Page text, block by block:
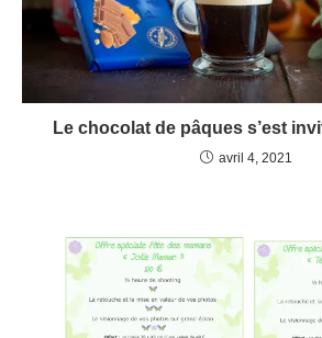
Le chocolat de pâques s’est
avril 4, 2021